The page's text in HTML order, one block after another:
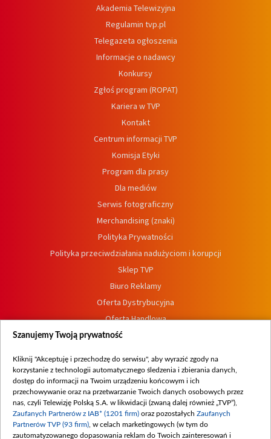
Akademia Telewizyjna
Regulamin tvp.pl
Telegazeta ogłoszenia
Informacje o nadawcy
Konkursy
Zgłoś program (ROPAT)
Kariera w TVP
Kontakt
Centrum informacji TVP
Komisja Etyki
Program dla prasy
Dla mediów
Serwis fotograficzny
Merchandising (znaki)
Polityka Prywatności
Polityka przeciwdziałania nadużyciom i korupcji
Sklep TVP
Biuro Reklamy
Oferta Dystrybucyjna
Oferta Handlowa
Dostępność
Procedura zgłoszeń wewnętrznych
Szanujemy Twoją prywatność
Kliknij "Akceptuję i przechodzę do serwisu", aby wyrazić zgody na
korzystanie z technologii automatycznego śledzenia i zbierania danych,
dostęp do informacji na Twoim urządzeniu końcowym i ich
przechowywanie oraz na przetwarzanie Twoich danych osobowych przez
nas, czyli Telewizję Polską S.A. w likwidacji (zwaną dalej również „TVP”),
Zaufanych Partnerów z IAB* (1201 firm) oraz pozostałych Zaufanych
Partnerów TVP (93 firm) , w celach marketingowych (w tym do
zautomatyzowanego dopasowania reklam do Twoich zainteresowań i